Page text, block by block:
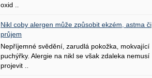
oxid ..
Nikl coby alergen může způsobit ekzém, astma či
průjem
Nepříjemné svědění, zarudlá pokožka, mokvající
puchýřky. Alergie na nikl se však zdaleka nemusí
projevit ..